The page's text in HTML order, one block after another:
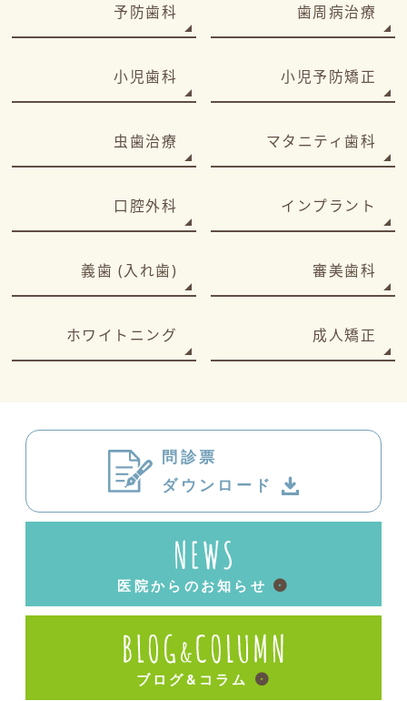
予防歯科 歯周病治療
小児歯科 小児予防矯正
虫歯治療 マタニティ歯科
口腔外科 インプラント
義歯 (入れ歯) 審美歯科
ホワイトニング 成人矯正
問診票
ダウンロード
医院からのお知らせ
ブログ&コラム